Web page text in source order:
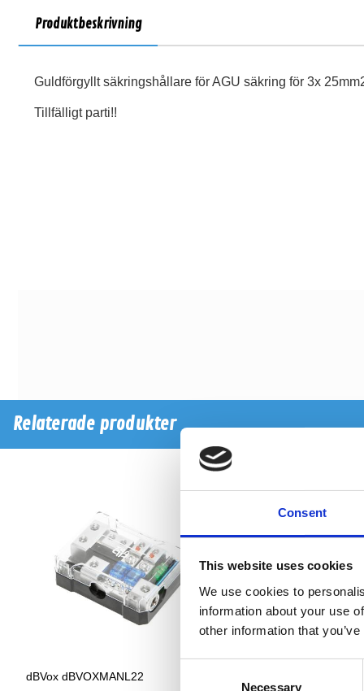
Consent
This website uses cookies
We use cookies to
information about your use
other information that
Necessary
Produktbeskrivning
Guldförgyllt säkringshållare för AGU säkring för 3x
Tillfälligt parti!!
Relaterade produkter
dBVox dBVOXMANL22